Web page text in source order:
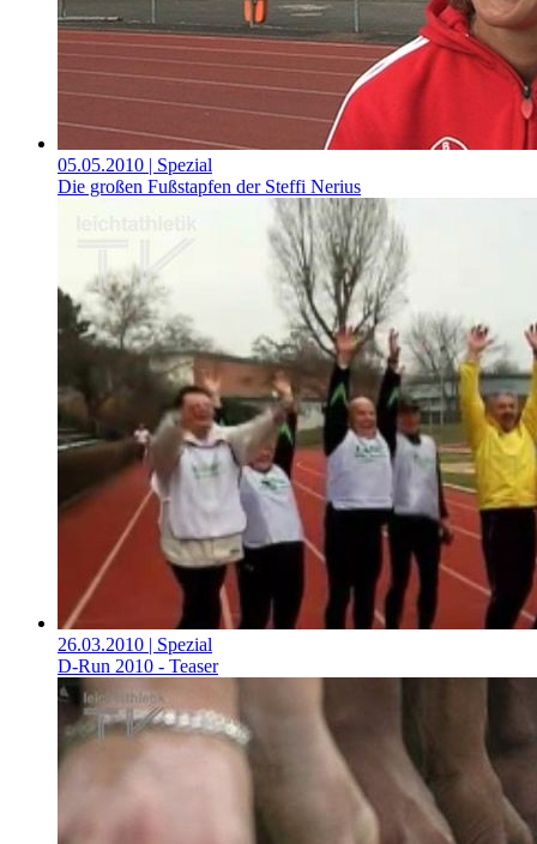
05.05.2010 | Spezial
Die großen Fußstapfen der Steffi Nerius
26.03.2010 | Spezial
D-Run 2010 - Teaser